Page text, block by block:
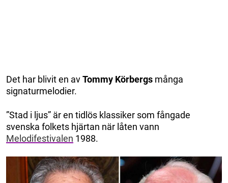
Det har blivit en avTommy Körbergs många
signaturmelodier.
”Stad i ljus” är en tidlös klassiker som fångade
svenska folkets hjärtan när låten vann
Melodifestivalen 1988.